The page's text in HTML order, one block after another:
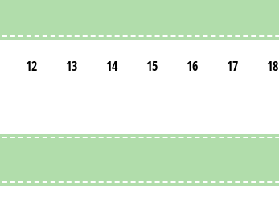
12 13 14 15 16 17 18